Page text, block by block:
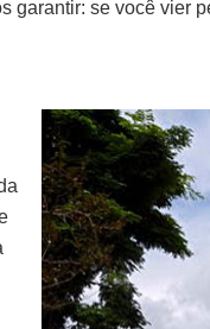
garantir: se você vier